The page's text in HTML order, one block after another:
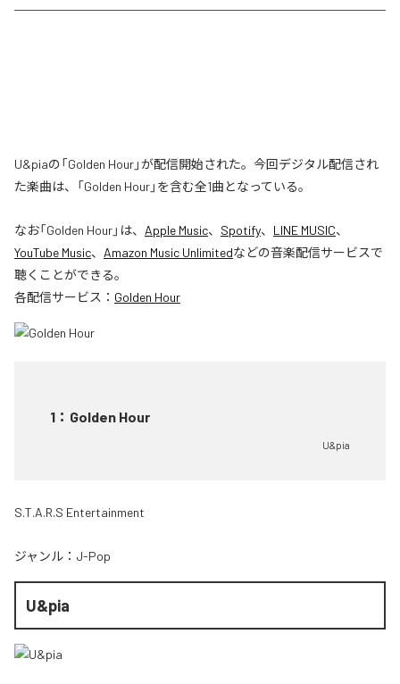
U&piaの「Golden Hour」が配信開始された。今回デジタル配信され
た楽曲は、「Golden Hour」を含む全1曲となっている。
なお「Golden Hour」は、 Apple Music、 Spotify、 LINE MUSIC、
YouTube Music、 Amazon Music Unlimitedなどの音楽配信サービスで
聴くことができる。
各配信サービス： Golden Hour
1 ： Golden Hour
U&pia
S.T.A.R.S Entertainment
ジャンル： J-Pop
U&pia